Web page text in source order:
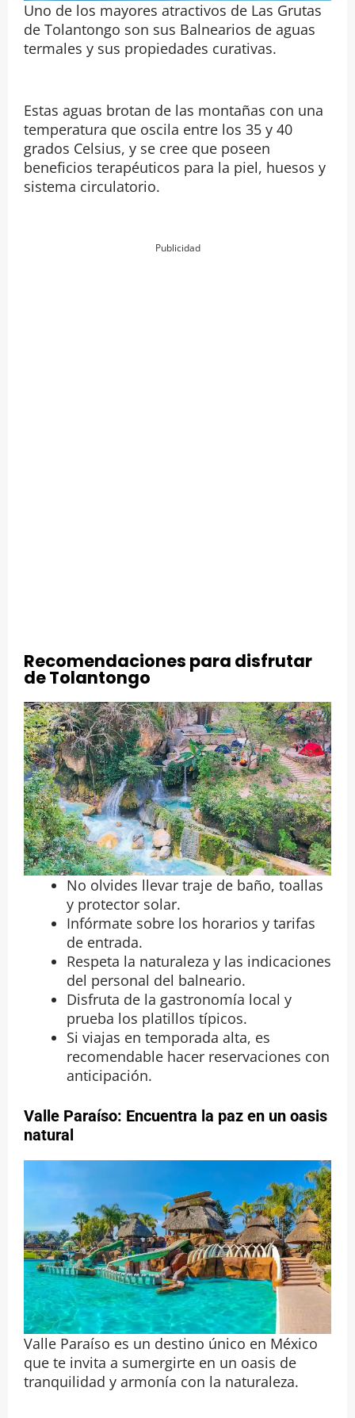
Uno de los mayores atractivos de Las Grutas
de Tolantongo son sus Balnearios de aguas
termales y sus propiedades curativas.
Estas aguas brotan de las montañas con una
temperatura que oscila entre los 35 y 40
grados Celsius, y se cree que poseen
beneficios terapéuticos para la piel, huesos y
sistema circulatorio.
Publicidad
Recomendaciones para disfrutar
de Tolantongo
No olvides llevar traje de baño, toallas
y protector solar.
Infórmate sobre los horarios y tarifas
de entrada.
Respeta la naturaleza y las indicaciones
del personal del balneario.
Disfruta de la gastronomía local y
prueba los platillos típicos.
Si viajas en temporada alta, es
recomendable hacer reservaciones con
anticipación.
Valle Paraíso: Encuentra la paz en un oasis
natural
Valle Paraíso es un destino único en México
que te invita a sumergirte en un oasis de
tranquilidad y armonía con la naturaleza.